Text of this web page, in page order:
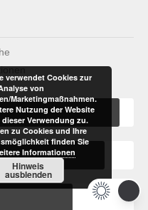
verwendet Cookies zur
von
Marketingmaßnahmen.
Nutzung der Website
Verwendung zu.
zu Cookies und Ihre
finden Sie
Informationen
Hinweis
ausblenden